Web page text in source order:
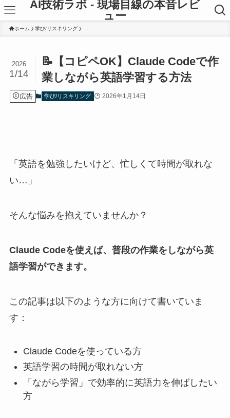
AI技術ラボ - 現場目線の本音レビ
ュー
ホーム 学び/リスキリング
📝【コピペOK】Claude Codeで作
業しながら英語学習する方法
2026
1/14
広告 学び/リスキリング 2026年1月14日
「英語を勉強したいけど、忙しくて時間が取れな
い…」
そんな悩みを抱えていませんか？
Claude Codeを使えば、普段の作業をしながら英
語学習ができます。
この記事は以下のような方に向けて書いていま
す：
Claude Codeを使っている方
英語学習の時間が取れない方
「ながら学習」で効率的に英語力を伸ばしたい
方